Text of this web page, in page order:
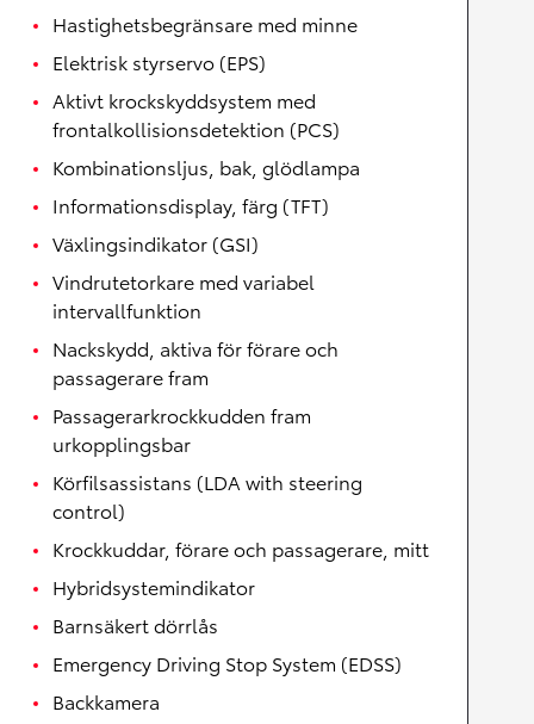
Hastighetsbegränsare med minne
Elektrisk styrservo (EPS)
Aktivt krockskyddsystem med
frontalkollisionsdetektion (PCS)
Kombinationsljus, bak, glödlampa
Informationsdisplay, färg (TFT)
Växlingsindikator (GSI)
Vindrutetorkare med variabel
intervallfunktion
Nackskydd, aktiva för förare och
passagerare fram
Passagerarkrockkudden fram
urkopplingsbar
Körfilsassistans (LDA with steering
control)
Krockkuddar, förare och passagerare, mitt
Hybridsystemindikator
Barnsäkert dörrlås
Emergency Driving Stop System (EDSS)
Backkamera